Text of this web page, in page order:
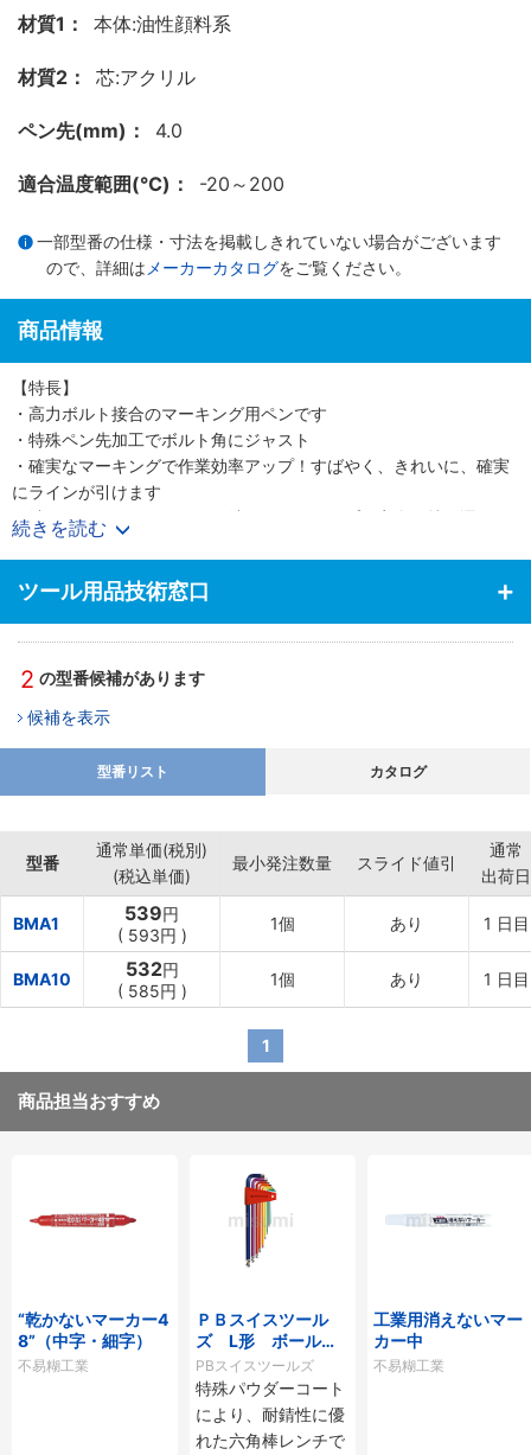
材質1： 本体:油性顔料系
材質2： 芯:アクリル
ペン先(mm)： 4.0
適合温度範囲(℃)： -20～200
一部型番の仕様・寸法を掲載しきれていない場合がございます
ので、詳細は メーカーカタログをご覧ください。
商品情報
【特長】
・高力ボルト接合のマーキング用ペンです
・特殊ペン先加工でボルト角にジャスト
・確実なマーキングで作業効率アップ！すばやく、きれいに、確実
にラインが引けます
・消しペンはピンポイントで消せ、ペンタイプで安全に持ち運び・
消去作業が出来ます
・高力ボルト接合のマーキングに
続きを読む
ツール用品技術窓口
2 の型番候補があります
候補を表示
型番リスト カタログ
型番
通常単価(税別)
(税込単価)
最小発注数量 スライド値引
通常
出荷日
BMA1 539円
( 593円 )
1個 あり 1 日目
BMA10 532円
( 585円 )
1個 あり 1 日目
1
商品担当おすすめ
“乾かないマーカー4
8”（中字・細字）
不易糊工業
ＰＢスイスツール
ズ L形 ボール付
ロング六角棒レンチ
セット（レインボ
ー）
PBスイスツールズ
特殊パウダーコート
により、耐錆性に優
れた六角棒レンチで
工業用消えないマー
カー中
不易糊工業